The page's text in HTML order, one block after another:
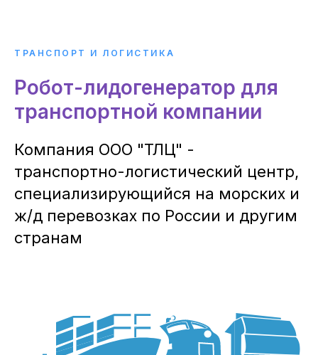
ТРАНСПОРТ И ЛОГИСТИКА
Робот-лидогенератор для
транспортной компании
Компания ООО "ТЛЦ" -
транспортно-логистический центр,
специализирующийся на морских и
ж/д перевозках по России и другим
странам